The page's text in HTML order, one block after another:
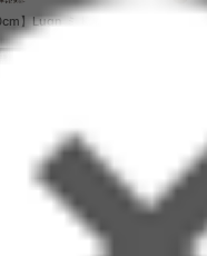
】Lugn ミドルキッチンキャビ
利用で